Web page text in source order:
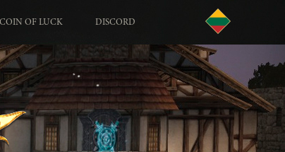
OF LUCK DISCORD